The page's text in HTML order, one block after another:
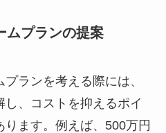
ムプランの提案
ランを考える際には、
し、コストを抑えるポイ
ります。例えば、500万円